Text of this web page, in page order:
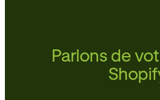
Parlons de